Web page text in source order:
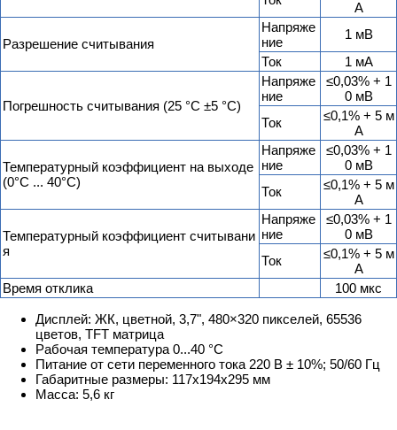
А
Разрешение считывания
Напряже
ние
1 мВ
Ток
1 мА
Погрешность считывания (25 °C ±5 °C)
Напряже
ние
≤0,03% + 1
0 мВ
Ток
≤0,1% + 5 м
А
Температурный коэффициент на выходе
(0°C ... 40°C)
Напряже
ние
≤0,03% + 1
0 мВ
Ток
≤0,1% + 5 м
А
Температурный коэффициент считывани
я
Напряже
ние
≤0,03% + 1
0 мВ
Ток
≤0,1% + 5 м
А
Время отклика
100 мкс
Дисплей: ЖК, цветной, 3,7", 480×320 пикселей, 65536
цветов, TFT матрица
Рабочая температура 0...40 °C
Питание от сети переменного тока 220 В ± 10%; 50/60 Гц
Габаритные размеры: 117x194x295 мм
Масса: 5,6 кг